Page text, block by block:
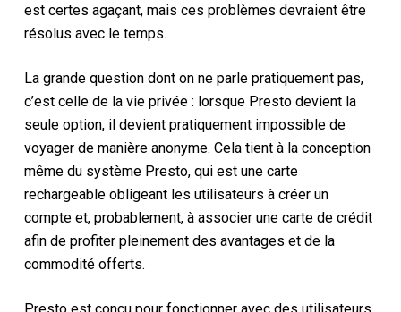
est certes agaçant, mais ces problèmes devraient être
résolus avec le temps.
La grande question dont on ne parle pratiquement pas,
c’est celle de la vie privée : lorsque Presto devient la
seule option, il devient pratiquement impossible de
voyager de manière anonyme. Cela tient à la conception
même du système Presto, qui est une carte
rechargeable obligeant les utilisateurs à créer un
compte et, probablement, à associer une carte de crédit
afin de profiter pleinement des avantages et de la
commodité offerts.